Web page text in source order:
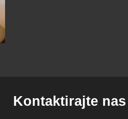
Kontaktirajte nas